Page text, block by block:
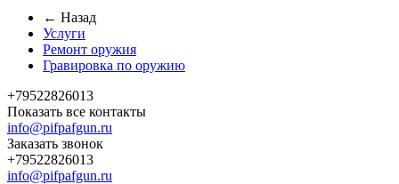
← Назад
Услуги
Ремонт оружия
Гравировка по оружию
+79522826013
Показать все контакты
info@pifpafgun.ru
Заказать звонок
+79522826013
info@pifpafgun.ru